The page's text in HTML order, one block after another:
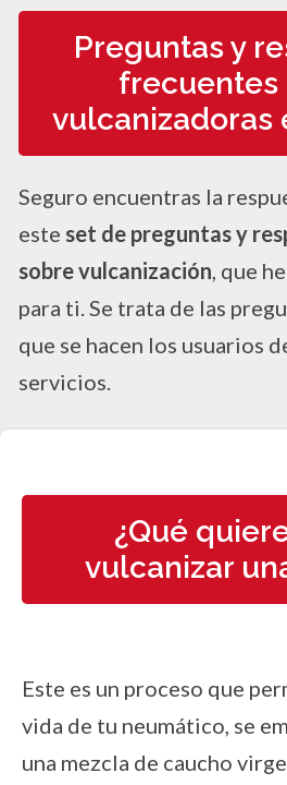
Preguntas y
frecuentes
vulcanizadoras
Seguro encuentras la
este set de preguntas y
sobre vulcanización, que
para ti. Se trata de las
que se hacen los usuarios
servicios.
¿Qué
vulcanizar
Este es un proceso que
vida de tu neumático, se
una mezcla de caucho